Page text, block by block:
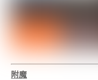
附魔